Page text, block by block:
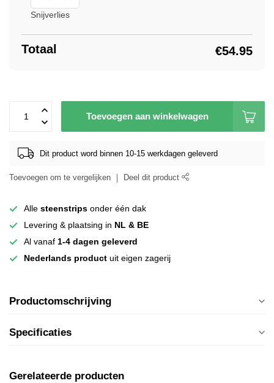
Snijverlies
Totaal €54.95
Toevoegen aan winkelwagen
Dit product word binnen 10-15 werkdagen geleverd
Toevoegen om te vergelijken Deel dit product
Alle steenstrips onder één dak
Levering & plaatsing in NL & BE
Al vanaf 1-4 dagen geleverd
Nederlands product uit eigen zagerij
Productomschrijving
Specificaties
Gerelateerde producten